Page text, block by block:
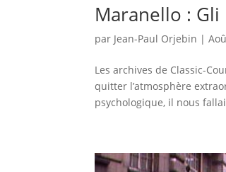
Maranello :
par Jean-Paul Orjebin |
Les archives de Classic-
quitter l’atmosphère
psychologique, il nous